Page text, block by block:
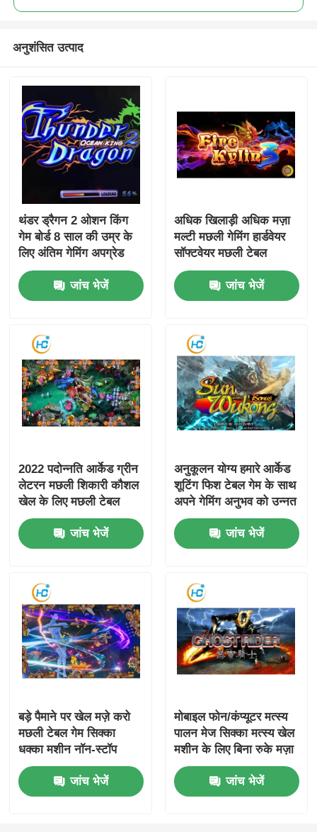
अनुशंसित उत्पाद
थंडर ड्रैगन 2 ओशन किंग
गेम बोर्ड 8 साल की उम्र के
लिए अंतिम गेमिंग अपग्रेड
जांच भेजें
अधिक खिलाड़ी अधिक मज़ा
मल्टी मछली गेमिंग हार्डवेयर
सॉफ्टवेयर मछली टेबल
सिक्का संचालित खेल
जांच भेजें
2022 पदोन्नति आर्केड ग्रीन
लेटरन मछली शिकारी कौशल
खेल के लिए मछली टेबल
मशीन गेम किट
जांच भेजें
अनुकूलन योग्य हमारे आर्केड
शूटिंग फिश टेबल गेम के साथ
अपने गेमिंग अनुभव को उन्नत
करें
जांच भेजें
बड़े पैमाने पर खेल मज़े करो
मछली टेबल गेम सिक्का
धक्का मशीन नॉन-स्टॉप
उत्साह के लिए
जांच भेजें
मोबाइल फोन/कंप्यूटर मत्स्य
पालन मेज सिक्का मत्स्य खेल
मशीन के लिए बिना रुके मज़ा
के लिए होना चाहिए
जांच भेजें